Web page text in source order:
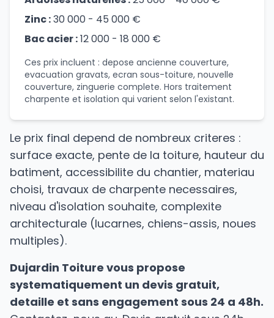
Zinc :30 000 - 45 000 €
Bac acier :12 000 - 18 000 €
Ces prix incluent : depose ancienne couverture,
evacuation gravats, ecran sous-toiture, nouvelle
couverture, zinguerie complete. Hors traitement
charpente et isolation qui varient selon l'existant.
Le prix final depend de nombreux criteres :
surface exacte, pente de la toiture, hauteur du
batiment, accessibilite du chantier, materiau
choisi, travaux de charpente necessaires,
niveau d'isolation souhaite, complexite
architecturale (lucarnes, chiens-assis, noues
multiples).
Dujardin Toiture vous propose
systematiquement un devis gratuit,
detaille et sans engagement sous 24 a 48h.